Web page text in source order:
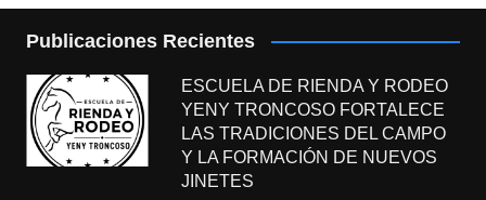
Publicaciones Recientes
ESCUELA DE RIENDA Y RODEO
YENY TRONCOSO FORTALECE
LAS TRADICIONES DEL CAMPO
Y LA FORMACIÓN DE NUEVOS
JINETES